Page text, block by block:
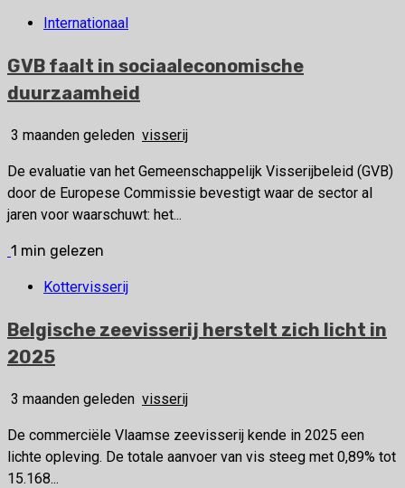
Internationaal
GVB faalt in sociaaleconomische
duurzaamheid
3 maanden geleden visserij
De evaluatie van het Gemeenschappelijk Visserijbeleid (GVB)
door de Europese Commissie bevestigt waar de sector al
jaren voor waarschuwt: het...
1 min gelezen
Kottervisserij
Belgische zeevisserij herstelt zich licht in
2025
3 maanden geleden visserij
De commerciële Vlaamse zeevisserij kende in 2025 een
lichte opleving. De totale aanvoer van vis steeg met 0,89% tot
15.168...